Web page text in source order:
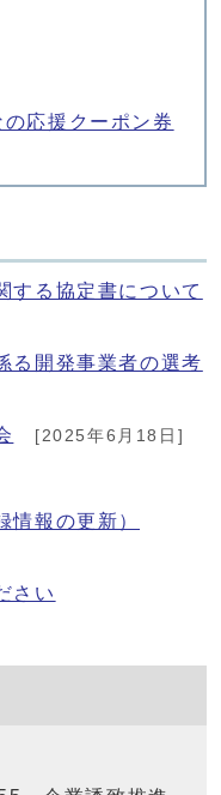
応援クーポン券
する協定書について
る開発事業者の選考
[2025年6月18日]
情報の更新）
さい